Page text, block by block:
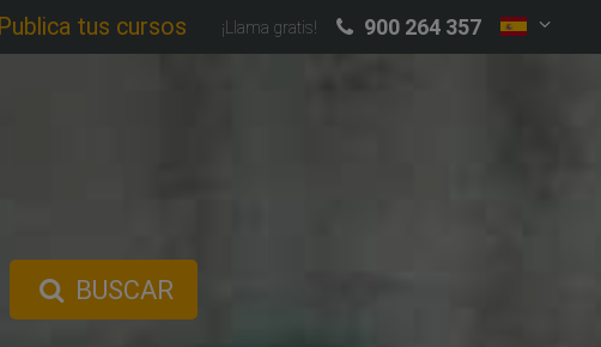
Publica tus cursos ¡Llama gratis! 900 264 357
BUSCAR